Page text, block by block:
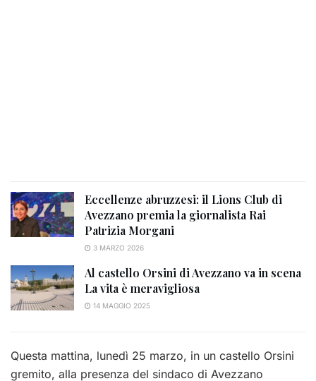
Eccellenze abruzzesi: il Lions Club di
Avezzano premia la giornalista Rai
Patrizia Morgani
3 MARZO 2026
Al castello Orsini di Avezzano va in scena
La vita è meravigliosa
14 MAGGIO 2025
Questa mattina, lunedì 25 marzo, in un castello Orsini
gremito, alla presenza del sindaco di Avezzano